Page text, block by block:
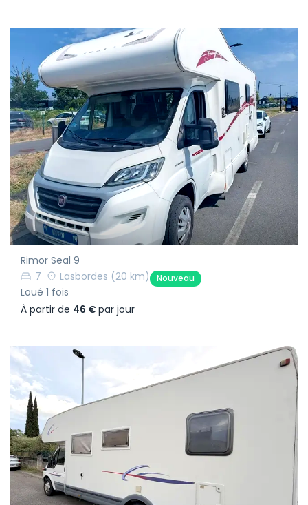
Rimor Seal 9
7
Lasbordes (20 km) Nouveau
Loué 1 fois
À partir de 46 €par jour